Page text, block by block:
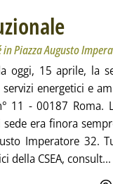
Piazza Augusto
oggi, 15 aprile, la
servizi energetici e
11 - 00187 Roma.
sede era finora
Imperatore 32.
della CSEA, consult...